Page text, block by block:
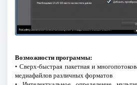
Возможности программы:
• Сверх-быстрая пакетная и
медиафайлов различных форматов